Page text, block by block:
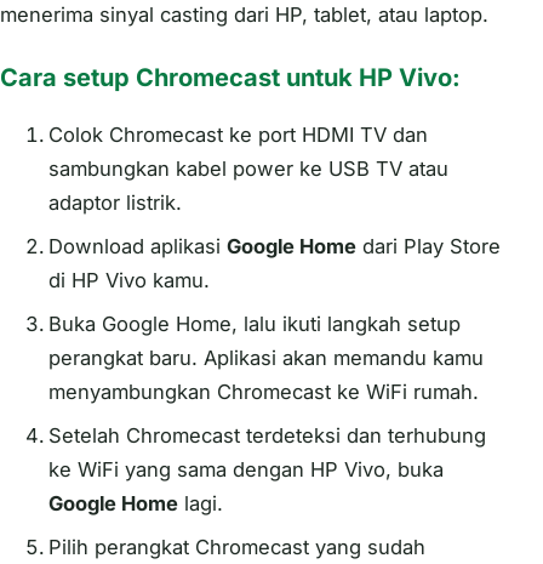
menerima sinyal casting dari HP, tablet, atau laptop.
Cara setup Chromecast untuk HP Vivo:
Colok Chromecast ke port HDMI TV dan
sambungkan kabel power ke USB TV atau
adaptor listrik.
Download aplikasi Google Home dari Play Store
di HP Vivo kamu.
Buka Google Home, lalu ikuti langkah setup
perangkat baru. Aplikasi akan memandu kamu
menyambungkan Chromecast ke WiFi rumah.
Setelah Chromecast terdeteksi dan terhubung
ke WiFi yang sama dengan HP Vivo, buka
Google Home lagi.
Pilih perangkat Chromecast yang sudah